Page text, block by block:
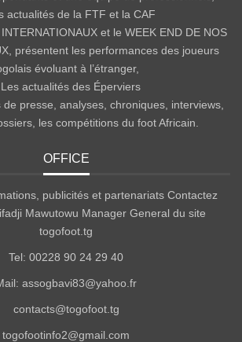
actualités de la FTF et la CAF
et le WEEK END DE NOS
présentent les performances des joueurs
évoluant à l’étranger,
actualités des Éperviers
presse, analyses, chroniques, interviews,
les compétitions du foot Africain.
OFFICE
publicités et partenariats Contactez
Mawutowu Manager General du site
togofoot.tg
Tel: 00228 90 24 29 40
assogbavi83@yahoo.fr
contacts@togofoot.tg
togofootinfo2@gmail.com